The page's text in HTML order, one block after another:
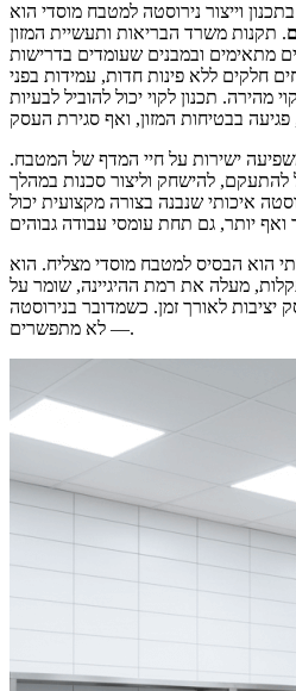
וייצור נירוסטה למטבח מוסדי הוא
. תקנות משרד הבריאות ותעשיית המזון
מתאימים ובמבנים שעומדים בדרישות
חלקים ללא פינות חדות, עמידות בפני
מהירה. תכנון לקוי יכול להוביל לבעיות
ישירות על חיי המדף של המטבח.
להתעקם, להישחק וליצור סכנות במהלך
איכותי שנבנה בצורה מקצועית יכול
הוא הבסיס למטבח מוסדי מצליח. הוא
מעלה את רמת ההיגיינה, שומר על
יציבות לאורך זמן. כשמדובר בנירוסטה
— לא מתפשרים.